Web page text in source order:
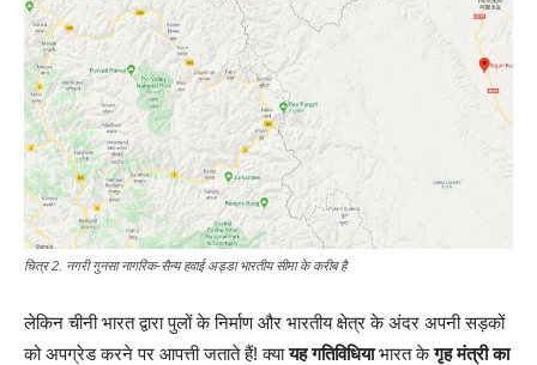
चित्र 2. नगरी गुनसा नागरिक-सैन्य हवाई अड्डा भारतीय सीमा के करीब है
लेकिन चीनी भारत द्वारा पुलों के निर्माण और भारतीय क्षेत्र के अंदर अपनी सड़कों
को अपग्रेड करने पर आपत्ती जताते हैं! क्यायह गतिविधियाभारत केगृह मंत्री का